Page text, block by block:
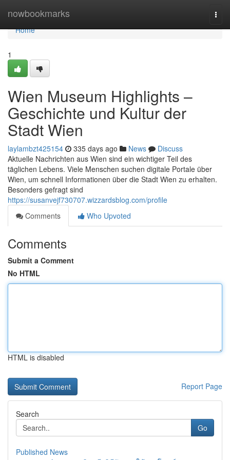
nowbookmarks
Home
Home
1
Wien Museum Highlights –
Geschichte und Kultur der
Stadt Wien
laylambzt425154 335 days ago News
Discuss
Aktuelle Nachrichten aus Wien sind ein wichtiger Teil des
täglichen Lebens. Viele Menschen suchen digitale Portale über
Wien, um schnell Informationen über die Stadt Wien zu erhalten.
Besonders gefragt sind
https://susanvejf730707.wizzardsblog.com/profile
Comments
Who Upvoted
Comments
Submit a Comment
No HTML
HTML is disabled
Report Page
Search
Go
Published News